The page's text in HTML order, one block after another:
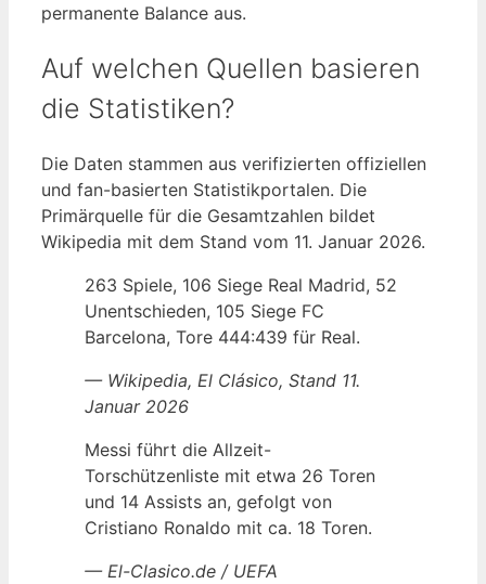
permanente Balance aus.
Auf welchen Quellen basieren
die Statistiken?
Die Daten stammen aus verifizierten offiziellen
und fan-basierten Statistikportalen. Die
Primärquelle für die Gesamtzahlen bildet
Wikipedia mit dem Stand vom 11. Januar 2026.
263 Spiele, 106 Siege Real Madrid, 52
Unentschieden, 105 Siege FC
Barcelona, Tore 444:439 für Real.
— Wikipedia, El Clásico, Stand 11.
Januar 2026
Messi führt die Allzeit-
Torschützenliste mit etwa 26 Toren
und 14 Assists an, gefolgt von
Cristiano Ronaldo mit ca. 18 Toren.
— El-Clasico.de / UEFA